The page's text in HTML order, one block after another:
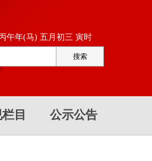
午年(马) 五月初三 寅时
目 公示公告